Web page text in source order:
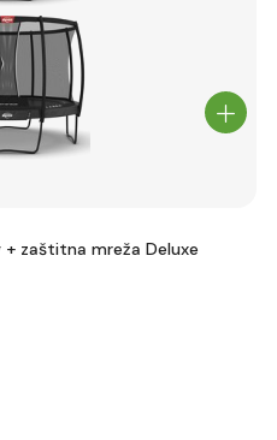
+ zaštitna mreža Deluxe